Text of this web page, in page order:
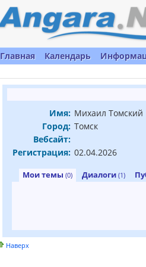
Главная Календарь
Имя: Михаил Томский
Город: Томск
Вебсайт:
Регистрация: 02.04.2026
Мои темы (0) Диалоги (1)
Наверх